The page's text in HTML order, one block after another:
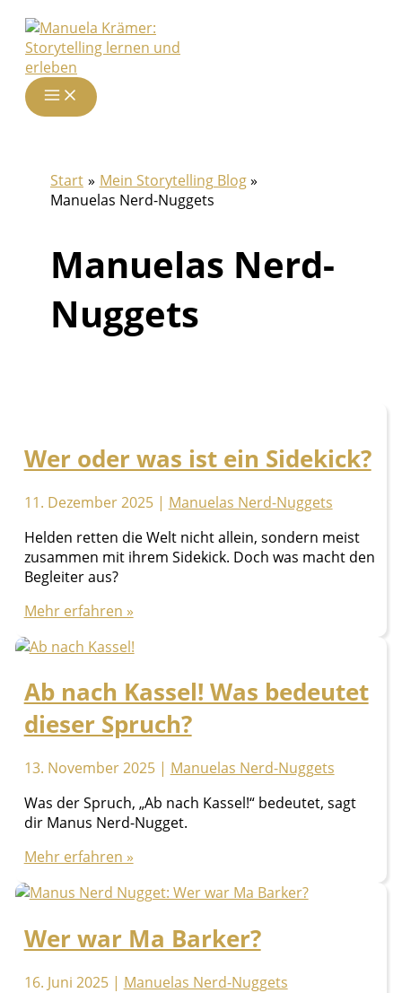
Zum
Inhalt
springen
Start
Mein Storytelling Blog
Manuelas Nerd-Nuggets
Manuelas Nerd-
Nuggets
Wer oder was ist ein Sidekick?
11. Dezember 2025 | Manuelas Nerd-Nuggets
Helden retten die Welt nicht allein, sondern meist
zusammen mit ihrem Sidekick. Doch was macht den
Begleiter aus?
Wer
was
ein
Sidekick?
Mehr erfahren »
Ab nach Kassel! Was bedeutet
dieser Spruch?
13. November 2025 | Manuelas Nerd-Nuggets
Was der Spruch, „Ab nach Kassel!“ bedeutet, sagt
dir Manus Nerd-Nugget.
Ab
Kassel!
bedeutet
dieser
Spruch?
Mehr erfahren »
Wer war Ma Barker?
16. Juni 2025 | Manuelas Nerd-Nuggets